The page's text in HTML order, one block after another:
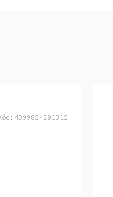
4099854091315